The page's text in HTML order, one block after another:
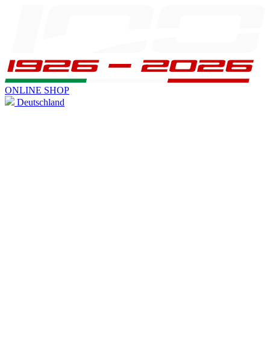
ONLINE SHOP
Deutschland